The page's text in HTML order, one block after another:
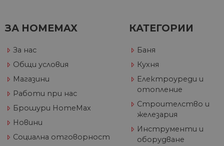
ЗА HOMEMAX
За нас
Общи условия
Магазини
Работи при нас
Брошури HomeMax
Новини
Социална отговорност
КАТЕГОРИИ
Баня
Кухня
Електроуреди и
отопление
Строителство и
железария
Инструменти и
оборудване
__utmc
VISITOR_INFO1_LIVE
test_cookie